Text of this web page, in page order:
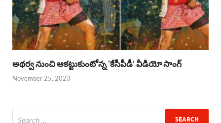
అథర్వ నుంచి ఆకట్టుకుంటోన్న ‘కేసీపీడీ’ వీడియో సాంగ్
November 25, 2023